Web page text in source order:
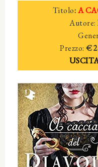
Titolo:A
Autore:
Prezzo: €